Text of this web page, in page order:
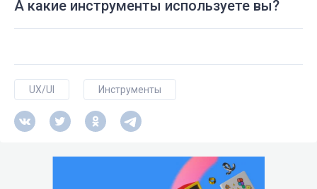
А какие инструменты используете вы?
UX/UI Инструменты